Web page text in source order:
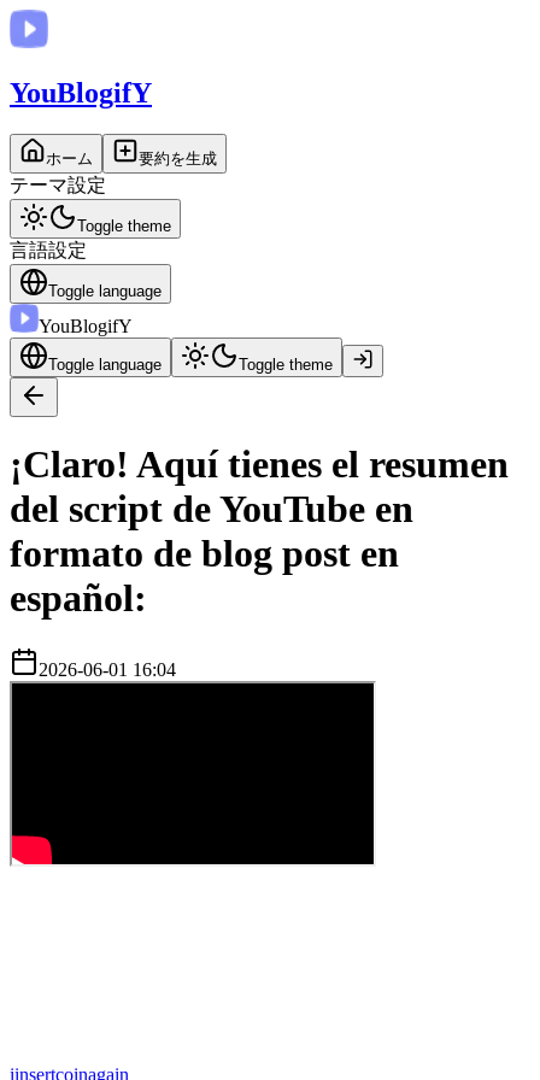
YouBlogifY
ホーム 要約を生成
テーマ設定
Toggle theme
言語設定
Toggle language
YouBlogifY
Toggle language Toggle theme
¡Claro! Aquí tienes el resumen
del script de YouTube en
formato de blog post en
español:
2026-06-01 16:04
iinsertcoinagain